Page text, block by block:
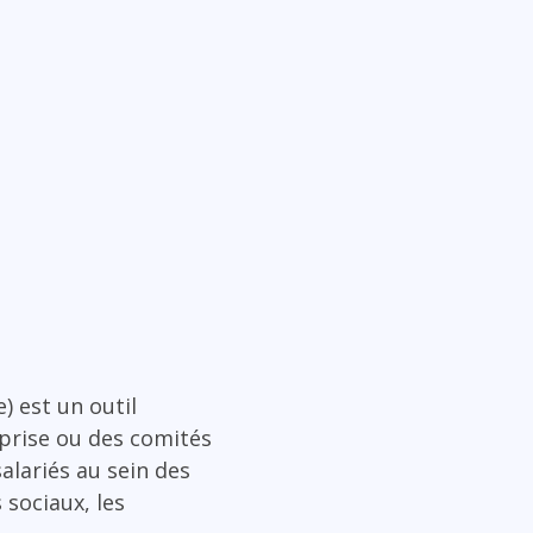
est un outil
ou des comités
au sein des
les